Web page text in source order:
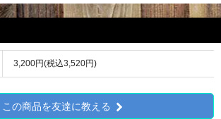
3,200円(税込3,520円)
この商品を友達に教える